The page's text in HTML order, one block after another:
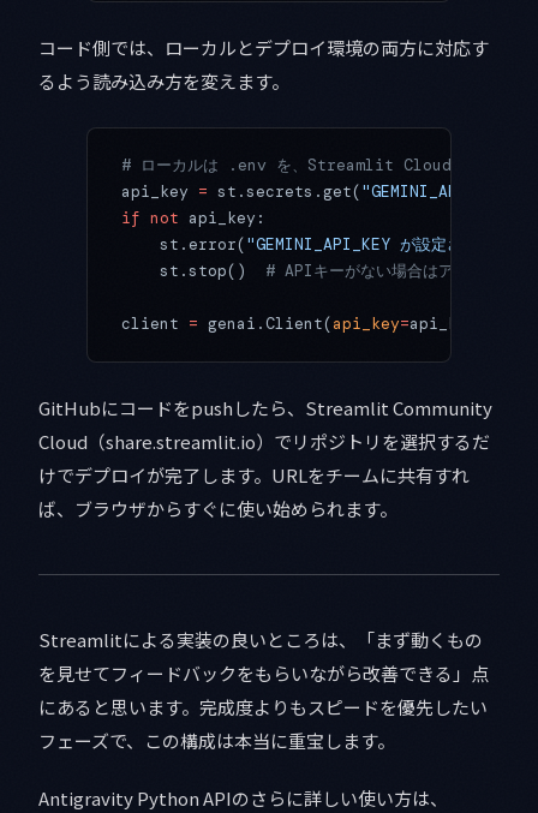
コード側では、ローカルとデプロイ環境の両方に対応す
るよう読み込み方を変えます。
# ローカルは .env を、Streamlit Cloud では
api_key = st.secrets.get("GEMINI_API_KEY"
if not api_key:
    st.error(
"GEMINI_API_KEY が設定されていま
    st.stop()
# APIキーがない場合はアプリを停止
client = genai.Client(api_key=api_key)
GitHubにコードをpushしたら、Streamlit Community
Cloud（share.streamlit.io）でリポジトリを選択するだ
けでデプロイが完了します。URLをチームに共有すれ
ば、ブラウザからすぐに使い始められます。
Streamlitによる実装の良いところは、「まず動くもの
を見せてフィードバックをもらいながら改善できる」点
にあると思います。完成度よりもスピードを優先したい
フェーズで、この構成は本当に重宝します。
Antigravity Python APIのさらに詳しい使い方は、